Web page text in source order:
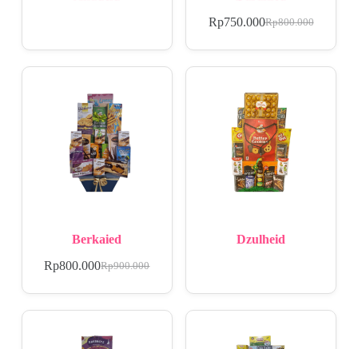
Rp800.000
Rp750.000
Berkaied
Rp900.000
Rp800.000
Dzulheid